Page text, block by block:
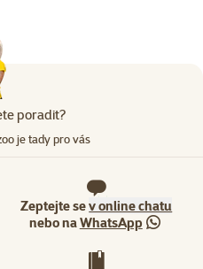
poradit?
je tady pro vás
Zeptejte sev online chatu
nebo naWhatsApp